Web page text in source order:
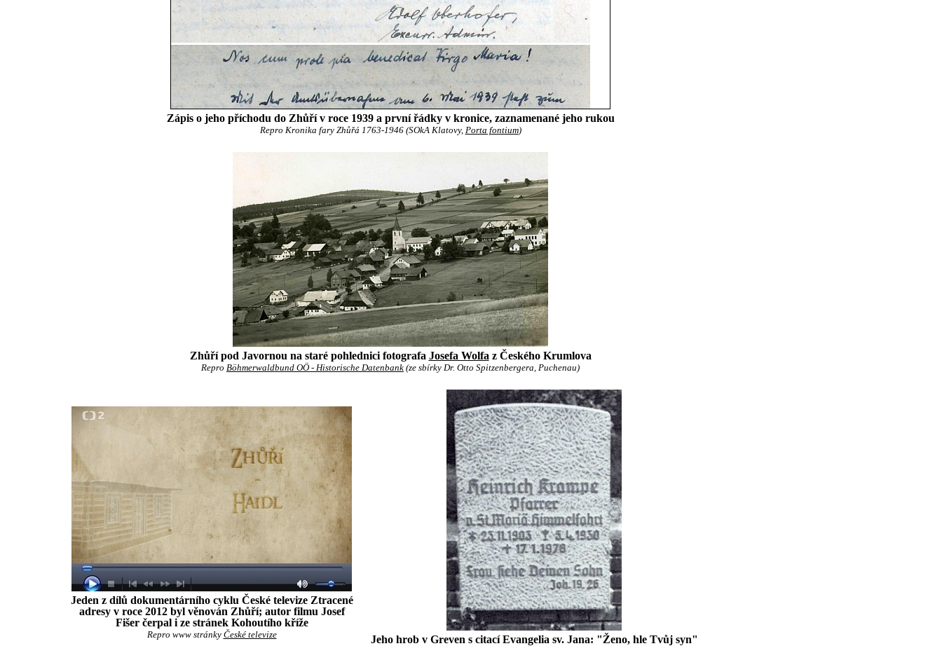
Zápis o jeho příchodu do Zhůří v roce 1939 a první řádky v kronice, zaznamenané jeho rukou
Repro Kronika fary Zhůřá 1763-1946 (SOkA Klatovy, Porta fontium)
Zhůří pod Javornou na staré pohlednici fotografa Josefa Wolfa z Českého Krumlova
Repro Böhmerwaldbund OÖ - Historische Datenbank (ze sbírky Dr. Otto Spitzenbergera, Puchenau)
Jeden z dílů dokumentárního cyklu České televize Ztracené
adresy v roce 2012 byl věnován Zhůří; autor filmu Josef
Fišer čerpal i ze stránek Kohoutího kříže
Repro www stránky České televize Jeho hrob v Greven s citací Evangelia sv. Jana: "Ženo, hle Tvůj syn"